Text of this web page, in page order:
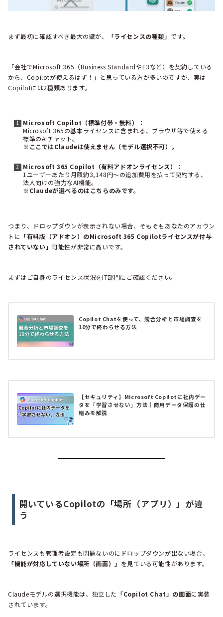
まず最初に確認すべき最大の壁が、 「ライセンスの種類」 です。
「会社でMicrosoft 365（Business StandardやE3など）を契約している
から、Copilotが使えるはず！」と思っている方が多いのですが、実は
Copilotには2種類あります。
Microsoft Copilot（標準付帯・無料）：
Microsoft 365の基本ライセンスに含まれる、ブラウザ等で使える
標準のAIチャット。
※ここではClaudeは使えません（モデル選択不可）。
Microsoft 365 Copilot（有料アドオンライセンス）：
1ユーザーあたり月額約3,148円～の追加費用を払って契約する、
法人向けの強力なAI機能。
※Claudeが選べるのはこちらのみです。
つまり、ドロップダウンが表示されない場合、そもそもあなたのアカウン
トに 「有料版（アドオン）のMicrosoft 365 Copilotライセンスが付与
されていない」可能性が非常に高いです。
まずはご自身のライセンス状況をIT部門にご確認ください。
Copilot Chatを使って、競合分析と市場調査を
10分で終わらせる方法
【セキュリティ】Microsoft Copilotに社内デー
タを「学習させない」方法｜商用データ保護の仕
組みを解説
開いているCopilotの「場所（アプリ）」が違
う
ライセンスも管理者設定も問題ないのにドロップダウンが出ない場合、
「機能が対応していない場所（画面）」 を見ている可能性があります。
Claudeモデルの選択機能は、独立した 「Copilot Chat」の画面に実装
されています。